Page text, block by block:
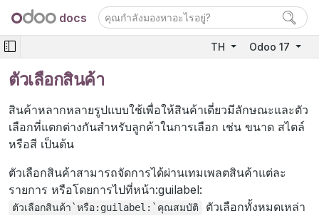
docs
TH Odoo 17
ตัวเลือกสินค้า
สินค้าหลากหลายรูปแบบใช้เพื่อให้สินค้าเดี่ยวมีลักษณะและตัว
เลือกที่แตกต่างกันสำหรับลูกค้าในการเลือก เช่น ขนาด สไตล์
หรือสี เป็นต้น
ตัวเลือกสินค้าสามารถจัดการได้ผ่านเทมเพลตสินค้าแต่ละ
รายการ หรือโดยการไปที่หน้า:guilabel:
ตัวเลือกสินค้า`หรือ:guilabel:`คุณสมบัติ
ตัวเลือกทั้งหมดเหล่า